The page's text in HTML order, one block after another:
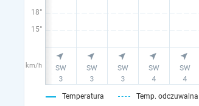
18°
15°
km/h
Temperatura Temp. odczuwalna